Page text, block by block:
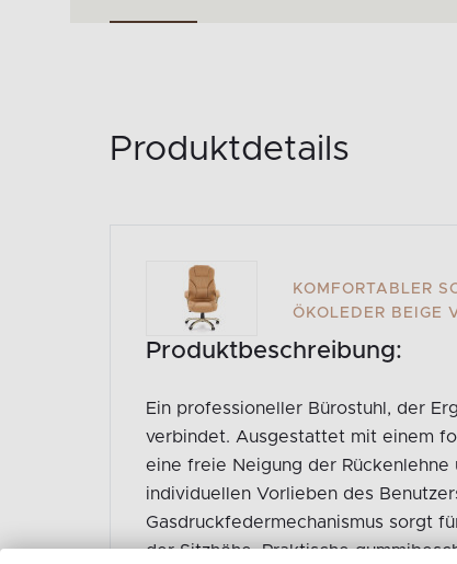
Produktdetails
KOMFORTABLER
ÖKOLEDER BEIGE
Produktbeschreibung:
Ein professioneller Bürostuhl, der
verbindet. Ausgestattet mit einem
eine freie Neigung der
individuellen Vorlieben des
Gasdruckfedermechanismus sorgt
der Sitzhöhe. Praktische